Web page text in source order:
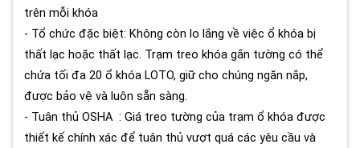
trên mỗi khóa
- Tổ chức đặc biệt: Không còn lo lắng về việc ổ khóa bị
thất lạc hoặc thất lạc. Trạm treo khóa gắn tường có thể
chứa tối đa 20 ổ khóa LOTO, giữ cho chúng ngăn nắp,
được bảo vệ và luôn sẵn sàng.
- Tuân thủ OSHA : Giá treo tường của trạm ổ khóa được
thiết kế chính xác để tuân thủ vượt quá các yêu cầu và